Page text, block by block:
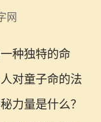
网
种独特的命
对童子命的法
力量是什么？